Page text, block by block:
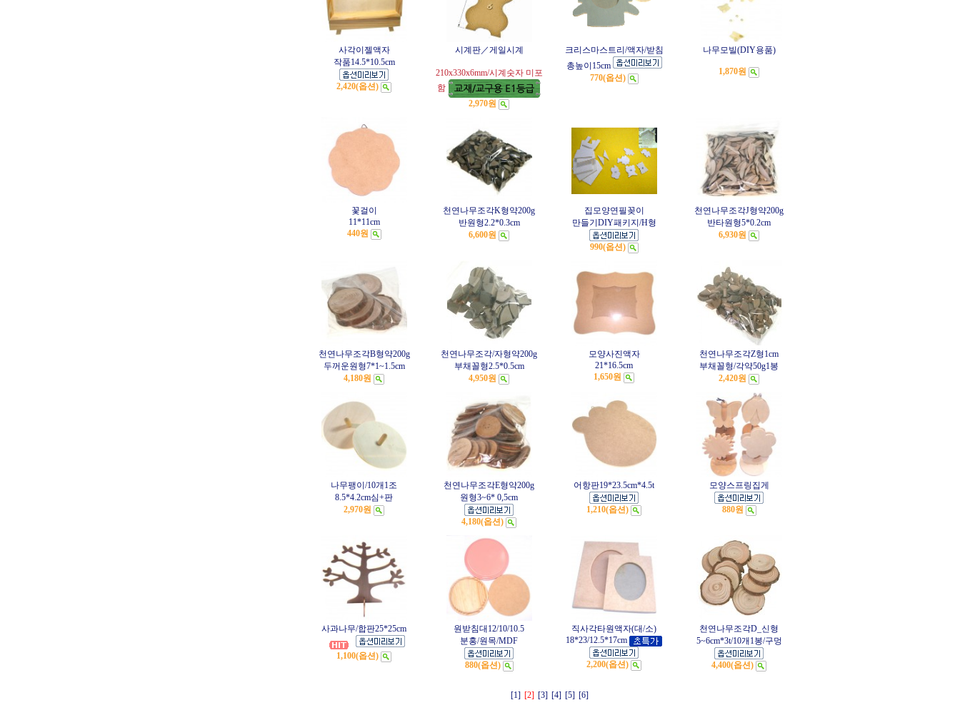
사각이젤액자
작품14.5*10.5cm
2,420(옵션)
시계판／게일시계
210x330x6mm/시계숫자 미포
함
2,970원
크리스마스트리/액자/받침
총높이15cm
770(옵션)
나무모빌(DIY용품)
1,870원
꽃걸이
11*11cm
440원
천연나무조각K형약200g
반원형2.2*0.3cm
6,600원
집모양연필꽂이
만들기DIY패키지/H형
990(옵션)
천연나무조각J형약200g
반타원형5*0.2cm
6,930원
천연나무조각B형약200g
두꺼운원형7*1~1.5cm
4,180원
천연나무조각/자형약200g
부채꼴형2.5*0.5cm
4,950원
모양사진액자
21*16.5cm
1,650원
천연나무조각Z형1cm
부채꼴형/각약50g1봉
2,420원
나무팽이/10개1조
8.5*4.2cm심+판
2,970원
천연나무조각E형약200g
원형3~6* 0,5cm
4,180(옵션)
어항판19*23.5cm*4.5t
1,210(옵션)
모양스프링집게
880원
사과나무/합판25*25cm
1,100(옵션)
원받침대12/10/10.5
분홍/원목/MDF
880(옵션)
직사각타원액자(대/소)
18*23/12.5*17cm
2,200(옵션)
천연나무조각D_신형
5~6cm*3t/10개1봉/구멍
4,400(옵션)
[1] [2] [3] [4] [5] [6]